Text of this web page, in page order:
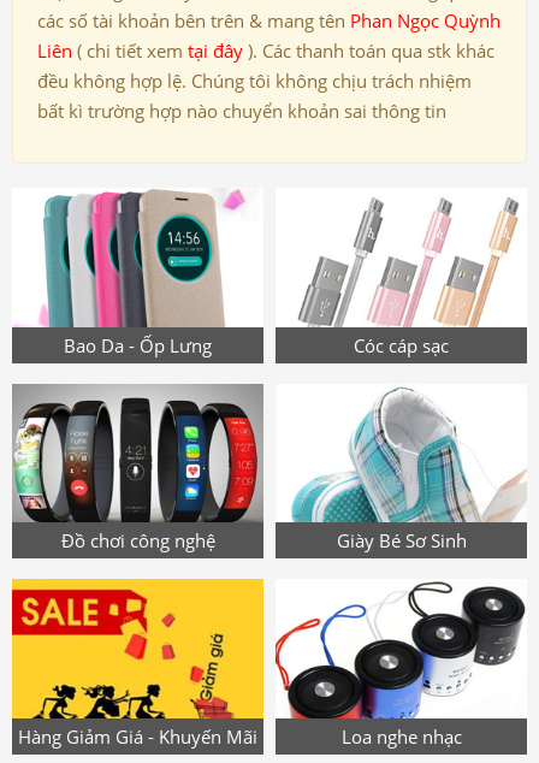
các số tài khoản bên trên & mang tên Phan Ngọc Quỳnh
Liên ( chi tiết xem tại đây ). Các thanh toán qua stk khác
đều không hợp lệ. Chúng tôi không chịu trách nhiệm
bất kì trường hợp nào chuyển khoản sai thông tin
Bao Da - Ốp Lưng Cóc cáp sạc
Đồ chơi công nghệ Giày Bé Sơ Sinh
Hàng Giảm Giá - Khuyến Mãi Loa nghe nhạc